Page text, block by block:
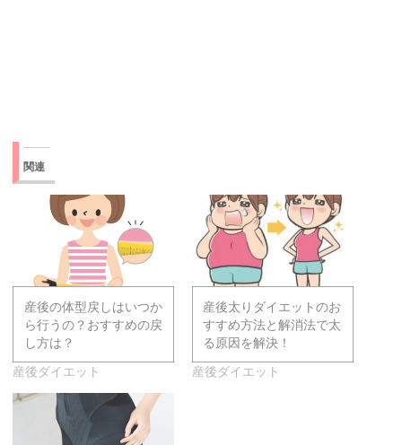
関連
産後の体型戻しはいつか
ら行うの？おすすめの戻
し方は？
産後ダイエット
産後太りダイエットのお
すすめ方法と解消法で太
る原因を解決！
産後ダイエット